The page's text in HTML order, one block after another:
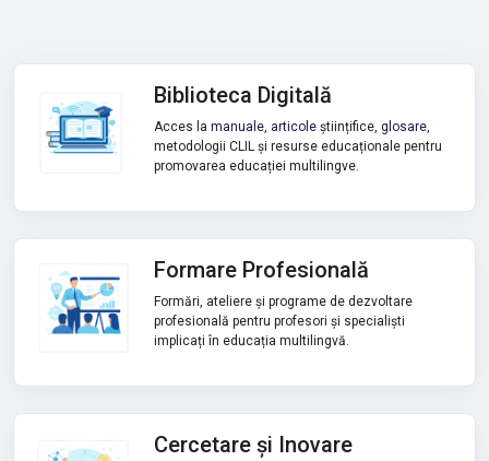
Biblioteca Digitală
Acces la manuale, articole științifice, glosare,
metodologii CLIL și resurse educaționale pentru
promovarea educației multilingve.
Formare Profesională
Formări, ateliere și programe de dezvoltare
profesională pentru profesori și specialiști
implicați în educația multilingvă.
Cercetare și Inovare